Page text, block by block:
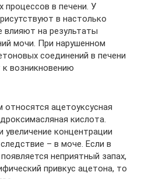
процессов в печени. У
в настолько
влияют на результаты
мочи. При нарушенном
соединений в печени
возникновению
ацетоуксусная
кислота.
увеличение концентрации
– в моче. Если в
неприятный запах,
привкус ацетона, то